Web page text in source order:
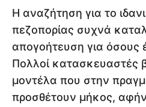
Η αναζήτηση για το
πεζοπορίας συχνά
απογοήτευση για
Πολλοί κατασκευαστές
μοντέλα που στην
προσθέτουν μήκος,